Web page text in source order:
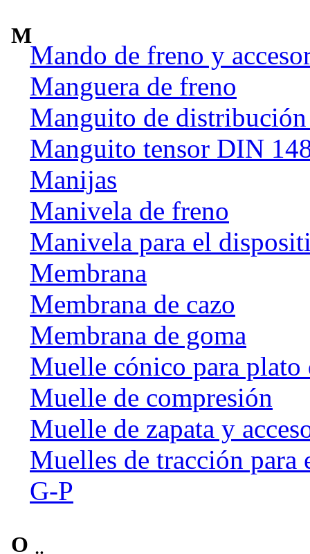
M
Mando de freno y
Manguera de freno
Manguito de
Manguito tensor DIN
Manijas
Manivela de freno
Manivela para el
Membrana
Membrana de cazo
Membrana de goma
Muelle cónico para plato
Muelle de compresión
Muelle de zapata y
Muelles de tracción
G-P
O